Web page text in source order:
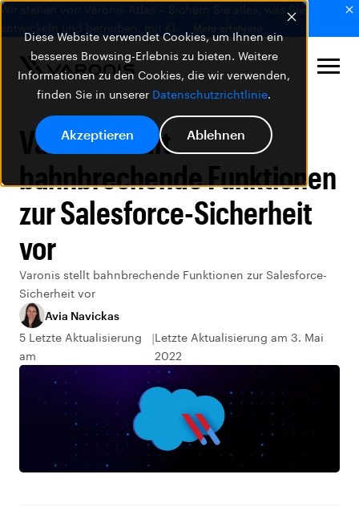
Diese Website verwendet Cookies, um Ihnen ein
besseres Browsing-Erlebnis zu bieten. Weitere
Informationen zu den Cookies, die wir verwenden,
finden Sie in unserer Datenschutzrichtlinie.
Akzeptieren Ablehnen
Wir stellen vor: Varonis Atlas – Sichern Sie alles, was Sie
entwickeln und betreiben, mit KI.
Mehr erfahren
Varonis stellt
bahnbrechende Funktionen
zur Salesforce-Sicherheit
vor
Varonis stellt bahnbrechende Funktionen zur Salesforce-
Sicherheit vor
Avia Navickas
5 Letzte Aktualisierung
am
Letzte Aktualisierung am 3. Mai
2022